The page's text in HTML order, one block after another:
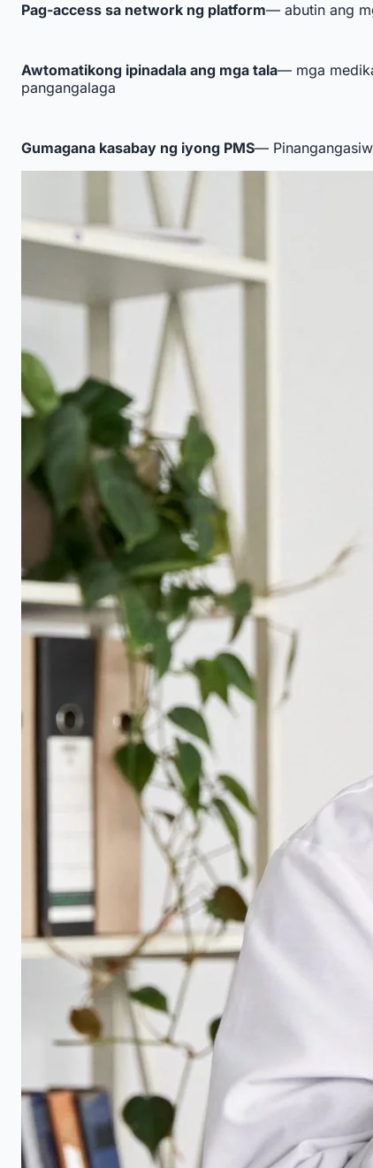
Pag-access sa network ng platform— abutin ang
Awtomatikong ipinadala ang mga tala— mga
pangangalaga
Gumagana kasabay ng iyong PMS—